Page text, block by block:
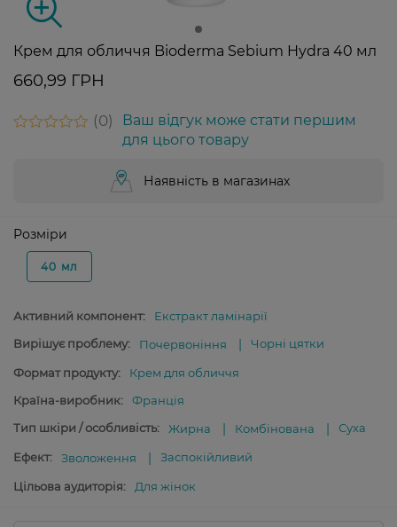
Крем для обличчя Bioderma Sebium Hydra 40 мл
660,99 ГРН
0
Ваш відгук може стати першим
для цього товару
Наявність в магазинах
Розміри
40 мл
Активний компонент:
Екстракт ламінарії
Вирішує проблему:
Почервоніння Чорні цятки
Формат продукту:
Крем для обличчя
Країна-виробник:
Франція
Тип шкіри / особливість:
Жирна Комбінована Суха
Ефект: Зволоження Заспокійливий
Цільова аудиторія: Для жінок